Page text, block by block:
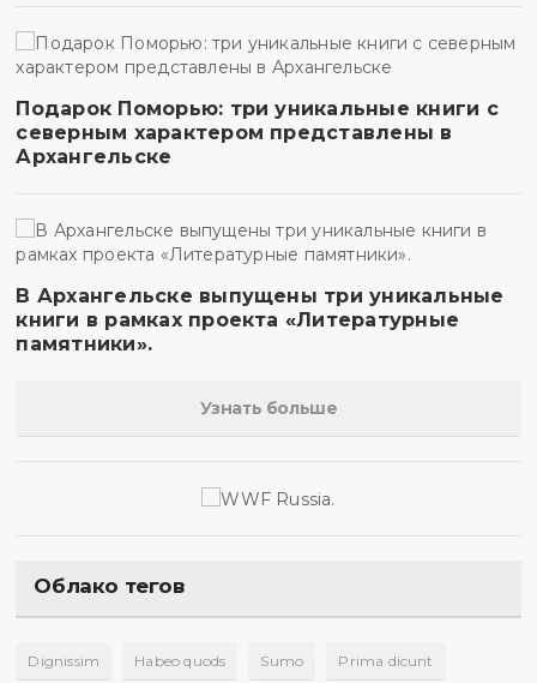
Подарок Поморью: три уникальные книги с
северным характером представлены в
Архангельске
В Архангельске выпущены три уникальные
книги в рамках проекта «Литературные
памятники».
Узнать больше
Облако тегов
Dignissim Habeo quods Sumo Prima dicunt